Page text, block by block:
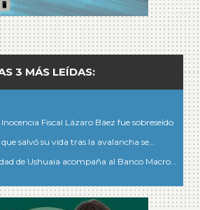
3 MÁS LEÍDAS:
Fiscal Lázaro Báez fue sobreseído
salvó su vida tras la avalancha se…
de Ushuaia acompaña al Banco Macro…